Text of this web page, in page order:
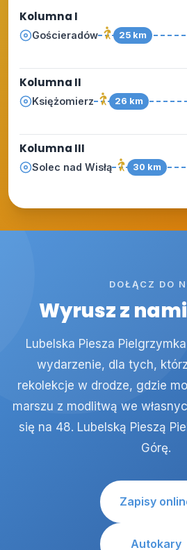
Kolumna I
Gościeradów 25 km
Kolumna II
Księżomierz 26 km
Kolumna III
Solec nad Wisłą 30 km
DOŁĄCZ DO
Wyrusz z
Lubelska Piesza
wydarzenie, dla tych,
rekolekcje w drodze, gdzie
marszu z modlitwą we
się na 48. Lubelską Pieszą
Górę.
Zapisy
Autokary